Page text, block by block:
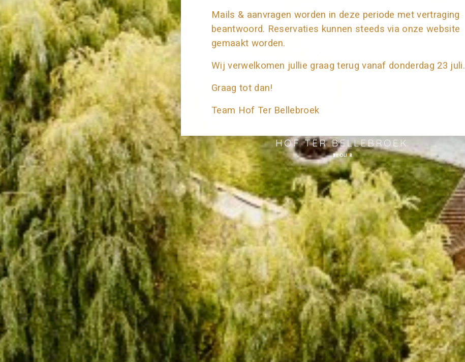
Mails & aanvragen worden in deze periode met vertraging
beantwoord. Reservaties kunnen steeds via onze website
gemaakt worden.
Wij verwelkomen jullie graag terug vanaf donderdag 23 juli.
Graag tot dan!
Team Hof Ter Bellebroek